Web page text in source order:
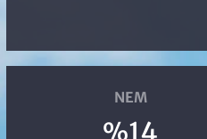
NEM